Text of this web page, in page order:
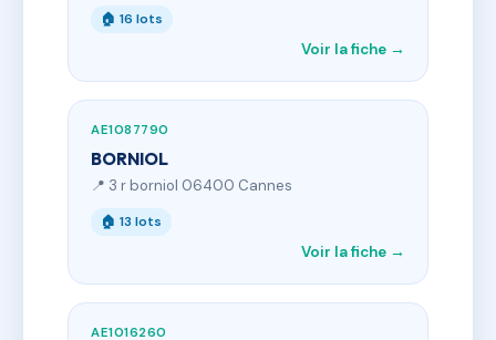
🏠 16 lots
Voir la fiche →
AE1087790
BORNIOL
📍 3 r borniol 06400 Cannes
🏠 13 lots
Voir la fiche →
AE1016260